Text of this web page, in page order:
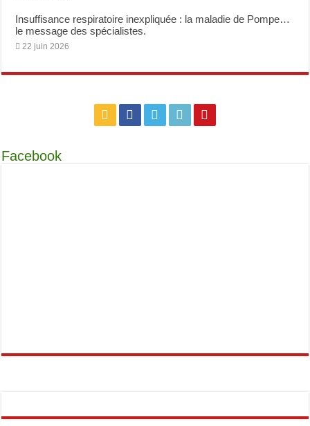
Insuffisance respiratoire inexpliquée : la maladie de Pompe…
le message des spécialistes.
22 juin 2026
Facebook